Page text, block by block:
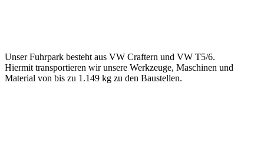
Unser Fuhrpark besteht aus VW Craftern und VW T5/6.
Hiermit transportieren wir unsere Werkzeuge, Maschinen und
Material von bis zu 1.149 kg zu den Baustellen.